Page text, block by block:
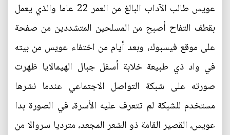
عويس طالب الآداب البالغ من العمر 22 عاما والذي يعمل
بقطف التفاح أصبح من المسلحين المتشددين من صفحة
على موقع فيسبوك، وبعد أيام من اختفاء عويس من بيته
في واد ذي طبيعة خلابة أسفل جبال الهيمالايا ظهرت
صورته على شبكة التواصل الاجتماعي عندما نشرها
مستخدم للشبكة لم تتعرف عليه الأسرة، في الصورة بدا
عويس، القصير القامة ذو الشعر المجعد، مترديا سروالا من